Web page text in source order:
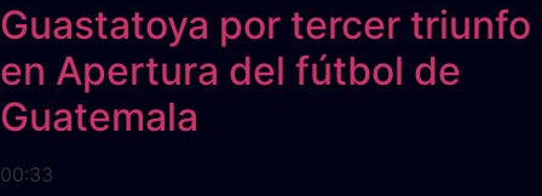
Guastatoya por tercer triunfo
en Apertura del fútbol de
Guatemala
00:33